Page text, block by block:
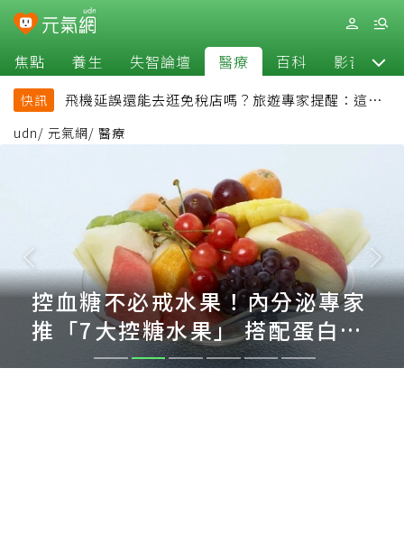
焦點 養生 失智論壇 醫療 百科 影音
快訊
飛機延誤還能去逛免稅店嗎？旅遊專家提醒：這個
時間最好別離開登機門
udn/ 元氣網/ 醫療
控血糖不必戒水果！內分泌專家
推「7大控糖水果」 搭配蛋白質
更穩血糖